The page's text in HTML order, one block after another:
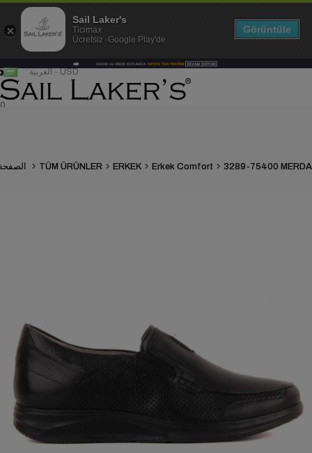
العربية - USD
0
TÜM ÜRÜNLER ERKEK Erkek Comfort
Sail Laker's
Ticimax
Ücretsiz -Google Play'de
Görüntüle